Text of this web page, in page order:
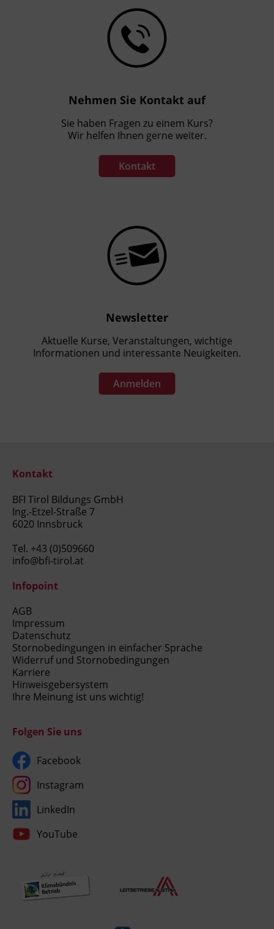
Nehmen Sie Kontakt auf
Sie haben Fragen zu einem Kurs?
Wir helfen Ihnen gerne weiter.
Kontakt
Newsletter
Aktuelle Kurse, Veranstaltungen, wichtige
Informationen und interessante Neuigkeiten.
Anmelden
Kontakt
BFI Tirol Bildungs GmbH
Ing.-Etzel-Straße 7
6020 Innsbruck
Tel. +43 (0)509660
info@bfi-tirol.at
Infopoint
AGB
Impressum
Datenschutz
Stornobedingungen in einfacher Sprache
Widerruf und Stornobedingungen
Karriere
Hinweisgebersystem
Ihre Meinung ist uns wichtig!
Folgen Sie uns
Facebook
Instagram
LinkedIn
YouTube